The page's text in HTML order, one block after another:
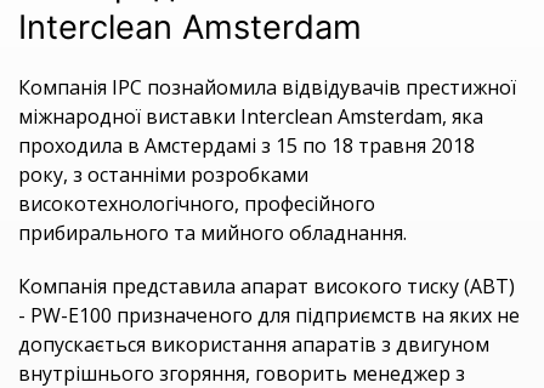
Interclean Amsterdam
Компанія IPC познайомила відвідувачів престижної
міжнародної виставки Interclean Amsterdam, яка
проходила в Амстердамі з 15 по 18 травня 2018
року, з останніми розробками
високотехнологічного, професійного
прибирального та мийного обладнання.
Компанія представила апарат високого тиску (АВТ)
- PW-E100 призначеного для підприємств на яких не
допускається використання апаратів з двигуном
внутрішнього згоряння, говорить менеджер з